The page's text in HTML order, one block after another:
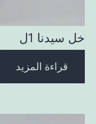
خل سيدنا 1ل
قراءة المزيد